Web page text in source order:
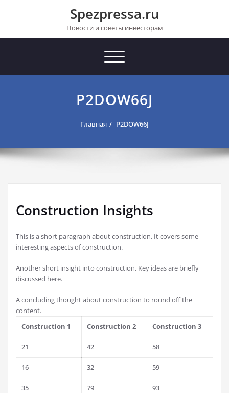
Spezpressa.ru
Новости и советы инвесторам
Toggle
P2DOW66J
Главная P2DOW66J
Construction Insights
This is a short paragraph about construction. It covers some
interesting aspects of construction.
Another short insight into construction. Key ideas are briefly
discussed here.
A concluding thought about construction to round off the
content.
Construction 1
Construction 2 Construction 3
21 42 58
16 32 59
35 79 93